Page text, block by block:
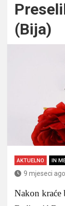
(Bija)
AKTUELNO IN
9 mjeseci ago
Nakon kraće